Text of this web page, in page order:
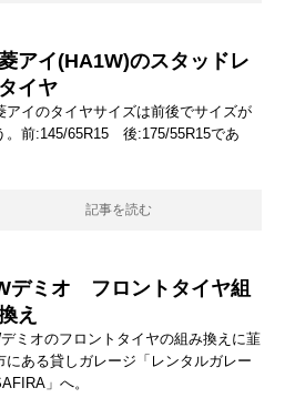
アイ(HA1W)のスタッドレ
イヤ
アイのタイヤサイズは前後でサイズが
。前:145/65R15 後:175/55R15であ
記事を読む
デミオ フロントタイヤ組
え
デミオのフロントタイヤの組み換えに韮
にある貸しガレージ「レンタルガレー
」へ。